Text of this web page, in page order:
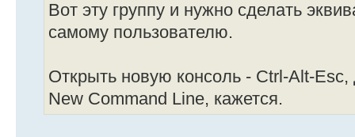
Вот эту группу и нужно сделать
самому пользователю.
Открыть новую консоль - Ctrl-Alt-
New Command Line, кажется.